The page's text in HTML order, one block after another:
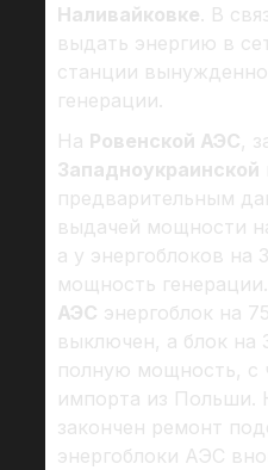
Наливайковке. В
выдать энергию в
станции
генерации.
На Ровенской АЭС,
Западноукраинской
предварительным
выдачей мощности
а у энергоблоков на
мощность
АЭС энергоблок на
выключен, а блок на
полную мощность, с
импорта из Польши.
закончен ремонт
энергоблоки АЭС